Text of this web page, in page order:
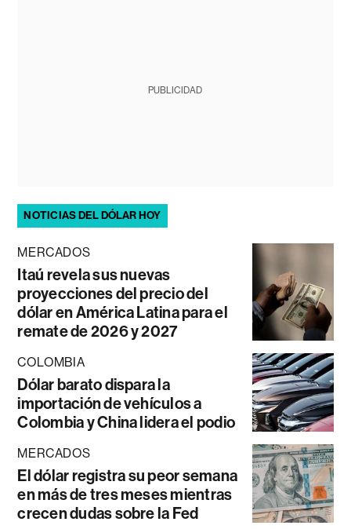
PUBLICIDAD
NOTICIAS DEL DÓLAR HOY
MERCADOS
Itaú revela sus nuevas
proyecciones del precio del
dólar en América Latina para el
remate de 2026 y 2027
COLOMBIA
Dólar barato dispara la
importación de vehículos a
Colombia y China lidera el podio
MERCADOS
El dólar registra su peor semana
en más de tres meses mientras
crecen dudas sobre la Fed